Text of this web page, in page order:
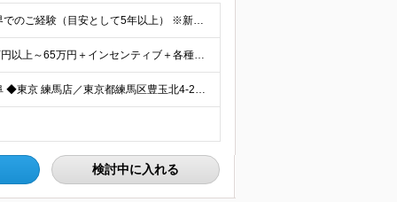
＼店長経験は不問！ブランクのある方も歓迎／ ◆車業界でのご経験（目安として5年以上） ※新車・中古販売店やレンタカー店など販売・整備など職種は問いません。 ◆マネジメントの経験（業種不問） ◆普通自動
★賞与最大年6回支給＆インセンティブあり ◆月給38万円以上～65万円＋インセンティブ＋各種手当＋賞与最大年6回 ※経験・スキルなどを考慮のうえ、決定いたします。 ※試用期間3ヶ月あり。（試用期間中は
★愛知/一都三県/茨城/栃木/群馬/山梨/宮城/福島/岩手/岐阜 ◆東京 練馬店／東京都練馬区豊玉北4-22-5 八王子店／東京都八王子市高倉町12-9 足立店／東京都足立区西伊興1-1-1 ◆神
検討中に入れる